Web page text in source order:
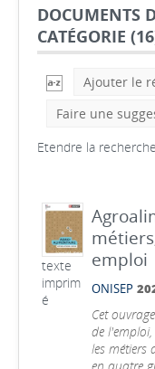
DOCUMENTS
CATÉGORIE (16
Ajouter le
Faire une
Etendre la
texte
imprim
é
emploi
ONISEP
Cet
de l'emploi,
les métiers